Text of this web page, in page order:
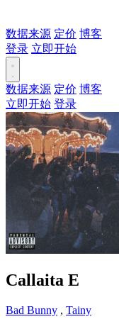
数据来源 定价 博客
登录 立即开始
数据来源 定价 博客
立即开始 登录
Callaita E
Bad Bunny , Tainy